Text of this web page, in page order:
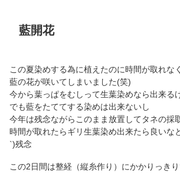
藍開花
この夏染めする為に植えたのに時間が取れな
藍の花が咲いてしまいました(笑)
今から葉っぱをむしって生葉染めなら出来る
でも藍をたててする染めは出来ないし
今年は残念ながらこのまま放置してタネの採
時間が取れたらギリ生葉染め出来たら良いな
`)残念
この2日間は整経（縦糸作り）にかかりっきり